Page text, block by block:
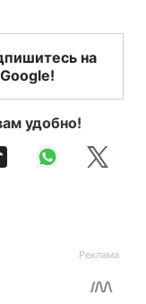
на
удобно!